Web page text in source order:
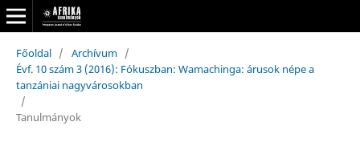
Főoldal / Archívum /
Évf. 10 szám 3 (2016): Fókuszban: Wamachinga: árusok népe a
tanzániai nagyvárosokban
/
Tanulmányok